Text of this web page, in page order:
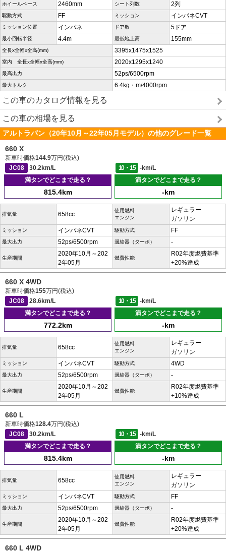
ホイールベース 2460mm シート列数 2列
駆動方式 FF ミッション インパネCVT
ミッション位置 インパネ ドア数 5ドア
最小回転半径 4.4m 最低地上高 155mm
全長x全幅x全高(mm) 3395x1475x1525
室内 全長x全幅x全高(mm) 2020x1295x1240
最高出力 52ps/6500rpm
最大トルク 6.4kg・m/4000rpm
この車のカタログ情報を見る
この車の相場を見る
アルトラパン（20年10月～22年05月モデル）の他のグレード一覧
660 X
新車時価格144.9万円(税込)
JC08
30.2km/L 10・15
-km/L
満タンでどこまで走る？
815.4km
満タンでどこまで走る？
-km
排気量 658cc
使用燃料
エンジン
レギュラー
ガソリン
ミッション インパネCVT 駆動方式 FF
最大出力 52ps/6500rpm 過給器（ターボ） -
生産期間
2020年10月～202
2年05月
燃費性能
R02年度燃費基準
+20%達成
660 X 4WD
新車時価格155万円(税込)
JC08
28.6km/L 10・15
-km/L
満タンでどこまで走る？
772.2km
満タンでどこまで走る？
-km
排気量 658cc
使用燃料
エンジン
レギュラー
ガソリン
ミッション インパネCVT 駆動方式 4WD
最大出力 52ps/6500rpm 過給器（ターボ） -
生産期間
2020年10月～202
2年05月
燃費性能
R02年度燃費基準
+10%達成
660 L
新車時価格128.4万円(税込)
JC08
30.2km/L 10・15
-km/L
満タンでどこまで走る？
815.4km
満タンでどこまで走る？
-km
排気量 658cc
使用燃料
エンジン
レギュラー
ガソリン
ミッション インパネCVT 駆動方式 FF
最大出力 52ps/6500rpm 過給器（ターボ） -
生産期間
2020年10月～202
2年05月
燃費性能
R02年度燃費基準
+20%達成
660 L 4WD